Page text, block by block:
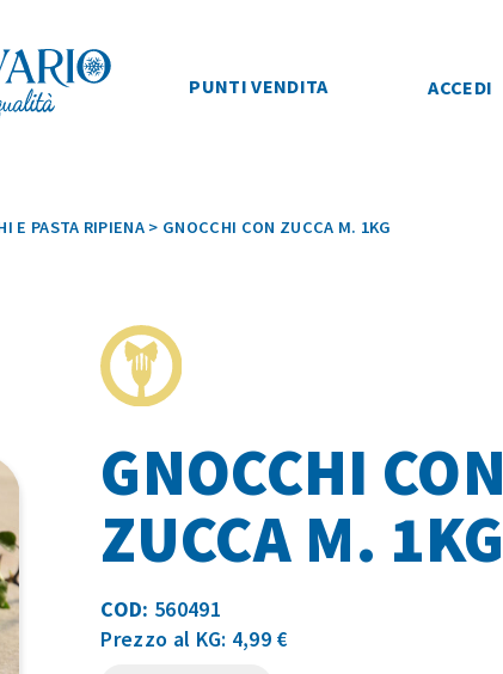
PUNTI VENDITA ACCEDI
E PASTA RIPIENA > GNOCCHI CON ZUCCA M. 1KG
GNOCCHI CON
ZUCCA M. 1KG
COD: 560491
Prezzo al KG: 4,99 €